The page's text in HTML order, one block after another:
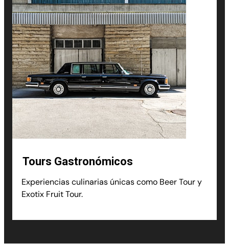
Tours Gastronómicos
Experiencias culinarias únicas como Beer Tour y
Exotix Fruit Tour.